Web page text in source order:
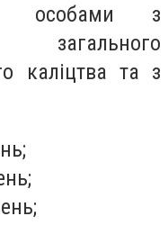
особами з
загального
каліцтва та з